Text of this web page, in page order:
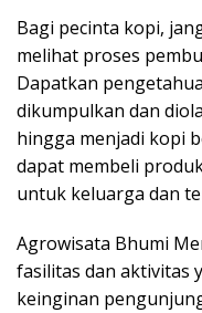
Bagi pecinta kopi,
melihat proses
Dapatkan
dikumpulkan dan
hingga menjadi kopi
dapat membeli
untuk keluarga dan
Agrowisata Bhumi
fasilitas dan aktivitas
keinginan